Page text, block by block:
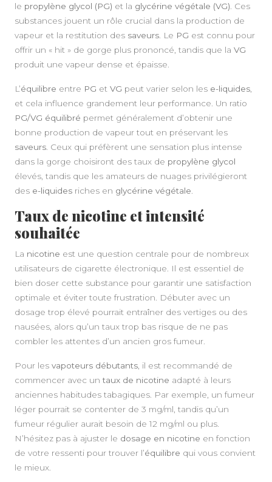
le propylène glycol (PG) et la glycérine végétale (VG) . Ces
substances jouent un rôle crucial dans la production de
vapeur et la restitution des saveurs . Le PG est connu pour
offrir un « hit » de gorge plus prononcé, tandis que la VG
produit une vapeur dense et épaisse.
L’équilibre entre PG et VG peut varier selon les e-liquides
et cela influence grandement leur performance. Un ratio
PG/VG équilibré permet généralement d’obtenir une
bonne production de vapeur tout en préservant les
saveurs . Ceux qui préfèrent une sensation plus intense
dans la gorge choisiront des taux de propylène glycol
élevés, tandis que les amateurs de nuages privilégieront
des e-liquides riches en glycérine végétale
Taux de nicotine et intensité
souhaitée
La nicotine est une question centrale pour de nombreux
utilisateurs de cigarette électronique. Il est essentiel de
bien doser cette substance pour garantir une satisfaction
optimale et éviter toute frustration. Débuter avec un
dosage trop élevé pourrait entraîner des vertiges ou des
nausées, alors qu’un taux trop bas risque de ne pas
combler les attentes d’un ancien gros fumeur.
Pour les vapoteurs débutants , il est recommandé de
commencer avec untaux de nicotine adapté à leurs
anciennes habitudes tabagiques. Par exemple, un fumeur
léger pourrait se contenter de 3 mg/ml, tandis qu’un
fumeur régulier aurait besoin de 12 mg/ml ou plus.
N’hésitez pas à ajuster le dosage en nicotine en fonction
de votre ressenti pour trouver l’équilibre qui vous convient
le mieux.
A PROPOS